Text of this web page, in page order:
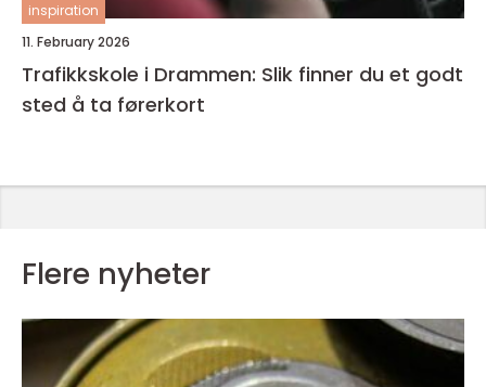
inspiration
11. February 2026
Trafikkskole i Drammen: Slik finner du et godt
sted å ta førerkort
Flere nyheter